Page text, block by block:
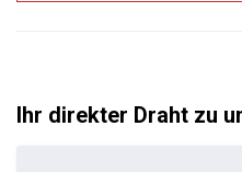
Ihr direkter Draht zu